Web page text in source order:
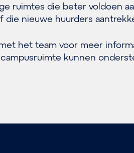
ruimtes die beter voldoen
die nieuwe huurders
het team voor meer
kunnen